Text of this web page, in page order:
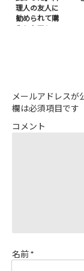
理人の友人に
勧められて購
入したアレ
メールアドレスが
欄は必須項目です
コメント
名前*